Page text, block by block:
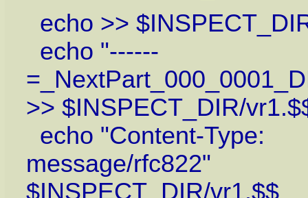
echo >>
echo "------
>> $INSPECT_DIR/
echo "Content-Type:
message/
$INSPECT_DIR/vr1.$$